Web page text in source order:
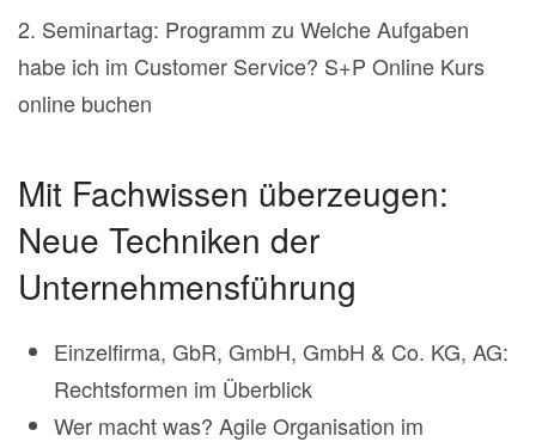
2. Seminartag: Programm zu Welche Aufgaben
habe ich im Customer Service? S+P Online Kurs
online buchen
Mit Fachwissen überzeugen:
Neue Techniken der
Unternehmensführung
Einzelfirma, GbR, GmbH, GmbH & Co. KG, AG:
Rechtsformen im Überblick
Wer macht was? Agile Organisation im